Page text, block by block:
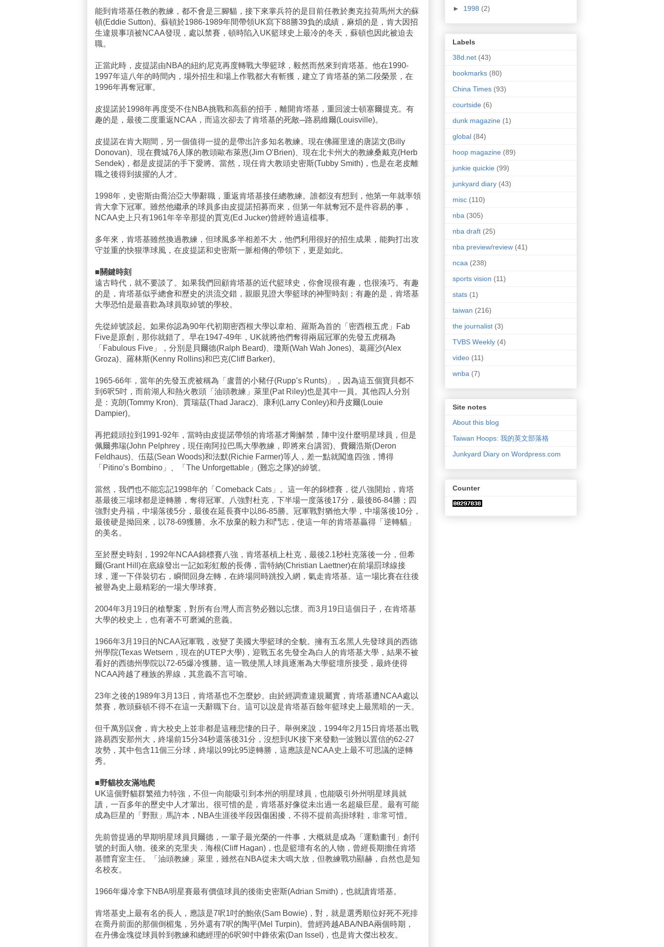
能到肯塔基任教的教練，都不會是三腳貓，接下來掌兵符的是目前任教於奧克拉荷馬州大的蘇
頓(Eddie Sutton)。蘇頓於1986-1989年間帶領UK寫下88勝39負的成績，麻煩的是，肯大因招
生違規事項被NCAA發現，處以禁賽，頓時陷入UK籃球史上最冷的冬天，蘇頓也因此被迫去
職。
正當此時，皮提諾由NBA的紐約尼克再度轉戰大學籃球，毅然而然來到肯塔基。他在1990-
1997年這八年的時間內，場外招生和場上作戰都大有斬獲，建立了肯塔基的第二段榮景，在
1996年再奪冠軍。
皮提諾於1998年再度受不住NBA挑戰和高薪的招手，離開肯塔基，重回波士頓塞爾提克。有
趣的是，最後二度重返NCAA，而這次卻去了肯塔基的死敵─路易維爾(Louisville)。
皮提諾在肯大期間，另一個值得一提的是帶出許多知名教練。現在佛羅里達的唐諾文(Billy
Donovan)、現在費城76人隊的教頭歐布萊恩(Jim O’Brien)、現在北卡州大的教練桑戴克(Herb
Sendek)，都是皮提諾的手下愛將。當然，現任肯大教頭史密斯(Tubby Smith)，也是在老皮離
職之後得到拔擢的人才。
1998年，史密斯由喬治亞大學辭職，重返肯塔基接任總教練。誰都沒有想到，他第一年就率領
肯大拿下冠軍。雖然他繼承的球員多由皮提諾招募而來，但第一年就奪冠不是件容易的事，
NCAA史上只有1961年辛辛那提的賈克(Ed Jucker)曾經幹過這檔事。
多年來，肯塔基雖然換過教練，但球風多半相差不大，他們利用很好的招生成果，能夠打出攻
守並重的快狠準球風，在皮提諾和史密斯一脈相傳的帶領下，更是如此。
■關鍵時刻
遠古時代，就不要談了。如果我們回顧肯塔基的近代籃球史，你會現很有趣，也很湊巧。有趣
的是，肯塔基似乎總會和歷史的洪流交錯，親眼見證大學籃球的神聖時刻；有趣的是，肯塔基
大學恐怕是最喜歡為球員取綽號的學校。
先從綽號談起。如果你認為90年代初期密西根大學以韋柏、羅斯為首的「密西根五虎」Fab
Five是原創，那你就錯了。早在1947-49年，UK就將他們奪得兩屆冠軍的先發五虎稱為
「Fabulous Five」，分別是貝爾德(Ralph Beard)、瓊斯(Wah Wah Jones)、葛羅沙(Alex
Groza)、羅林斯(Kenny Rollins)和巴克(Cliff Barker)。
1965-66年，當年的先發五虎被稱為「盧普的小豬仔(Rupp’s Runts)」，因為這五個寶貝都不
到6呎5吋，而前湖人和熱火教頭「油頭教練」萊里(Pat Riley)也是其中一員。其他四人分別
是：克朗(Tommy Kron)、賈瑞茲(Thad Jaracz)、康利(Larry Conley)和丹皮爾(Louie
Dampier)。
再把鏡頭拉到1991-92年，當時由皮提諾帶領的肯塔基才剛解禁，陣中沒什麼明星球員，但是
佩爾弗瑞(John Pelphrey，現任南阿拉巴馬大學教練，即將來台講習)、費爾浩斯(Deron
Feldhaus)、伍茲(Sean Woods)和法默(Richie Farmer)等人，差一點就闖進四強，博得
「Pitino’s Bombino」、「The Unforgettable」(難忘之隊)的綽號。
當然，我們也不能忘記1998年的「Comeback Cats」。這一年的錦標賽，從八強開始，肯塔
基最後三場球都是逆轉勝，奪得冠軍。八強對杜克，下半場一度落後17分，最後86-84勝；四
強對史丹福，中場落後5分，最後在延長賽中以86-85勝。冠軍戰對猶他大學，中場落後10分，
最後硬是拗回來，以78-69獲勝。永不放棄的毅力和鬥志，使這一年的肯塔基贏得「逆轉貓」
的美名。
至於歷史時刻，1992年NCAA錦標賽八強，肯塔基槓上杜克，最後2.1秒杜克落後一分，但希
爾(Grant Hill)在底線發出一記如彩虹般的長傳，雷特納(Christian Laettner)在前場罰球線接
球，運一下佯裝切右，瞬間回身左轉，在終場同時跳投入網，氣走肯塔基。這一場比賽在往後
被譽為史上最精彩的一場大學球賽。
2004年3月19日的槍擊案，對所有台灣人而言勢必難以忘懷。而3月19日這個日子，在肯塔基
大學的校史上，也有著不可磨滅的意義。
1966年3月19日的NCAA冠軍戰，改變了美國大學籃球的全貌。擁有五名黑人先發球員的西德
州學院(Texas Wetsern，現在的UTEP大學)，迎戰五名先發全為白人的肯塔基大學，結果不被
看好的西德州學院以72-65爆冷獲勝。這一戰使黑人球員逐漸為大學籃壇所接受，最終使得
NCAA跨越了種族的界線，其意義不言可喻。
23年之後的1989年3月13日，肯塔基也不怎麼妙。由於經調查違規屬實，肯塔基遭NCAA處以
禁賽，教頭蘇頓不得不在這一天辭職下台。這可以說是肯塔基百餘年籃球史上最黑暗的一天。
但千萬別誤會，肯大校史上並非都是這種悲悽的日子。舉例來說，1994年2月15日肯塔基出戰
路易西安那州大，終場前15分34秒還落後31分，沒想到UK接下來發動一波難以置信的62-27
攻勢，其中包含11個三分球，終場以99比95逆轉勝，這應該是NCAA史上最不可思議的逆轉
秀。
■野貓校友滿地爬
UK這個野貓群繁殖力特強，不但一向能吸引到本州的明星球員，也能吸引外州明星球員就
讀，一百多年的歷史中人才輩出。很可惜的是，肯塔基好像從未出過一名超級巨星。最有可能
成為巨星的「野獸」馬許本，NBA生涯後半段因傷困擾，不得不提前高掛球鞋，非常可惜。
先前曾提過的早期明星球員貝爾德，一輩子最光榮的一件事，大概就是成為「運動畫刊」創刊
號的封面人物。後來的克里夫．海根(Cliff Hagan)，也是籃壇有名的人物，曾經長期擔任肯塔
基體育室主任。「油頭教練」萊里，雖然在NBA從未大鳴大放，但教練戰功顯赫，自然也是知
名校友。
1966年爆冷拿下NBA明星賽最有價值球員的後衛史密斯(Adrian Smith)，也就讀肯塔基。
肯塔基史上最有名的長人，應該是7呎1吋的鮑依(Sam Bowie)，對，就是選秀順位好死不死排
在喬丹前面的那個倒楣鬼，另外還有7呎的陶平(Mel Turpin)。曾經跨越ABA/NBA兩個時期，
在丹佛金塊從球員幹到教練和總經理的6呎9吋中鋒依索(Dan Issel)，也是肯大傑出校友。
► 1998 (2)
Labels
38d.net (43)
bookmarks (80)
China Times (93)
courtside (6)
dunk magazine (1)
global (84)
hoop magazine (89)
junkie quickie (99)
junkyard diary (43)
misc (110)
nba (305)
nba draft (25)
nba preview/review (41)
ncaa (238)
sports vision (11)
stats (1)
taiwan (216)
the journalist (3)
TVBS Weekly (4)
video (11)
wnba (7)
Site notes
About this blog
Taiwan Hoops: 我的英文部落格
Junkyard Diary on Wordpress.com
Counter